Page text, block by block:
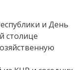
и День
столице